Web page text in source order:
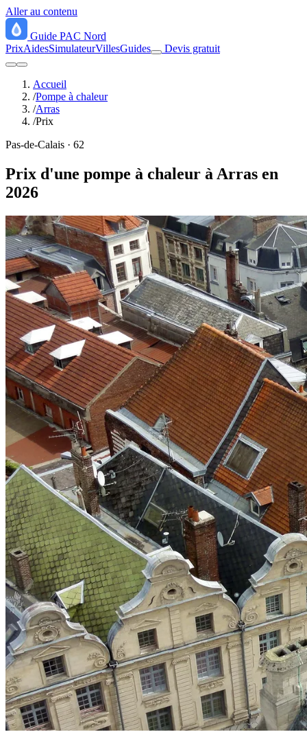
Aller au contenu
Guide PAC Nord
PrixAidesSimulateurVillesGuides Devis gratuit
Accueil
/Pompe à chaleur
/Arras
/Prix
Pas-de-Calais · 62
Prix d'une pompe à chaleur à Arras en
2026